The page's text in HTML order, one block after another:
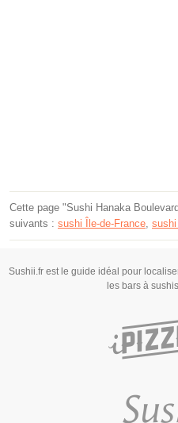
Cette page "Sushi Hanaka
suivants : sushi Île-de-France
Sushii.fr est le guide idéal pour
les bars à